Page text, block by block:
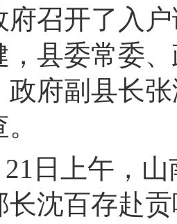
府召开了入
，县委常委
政府副县长
。
21日上午，
长沈百存赴